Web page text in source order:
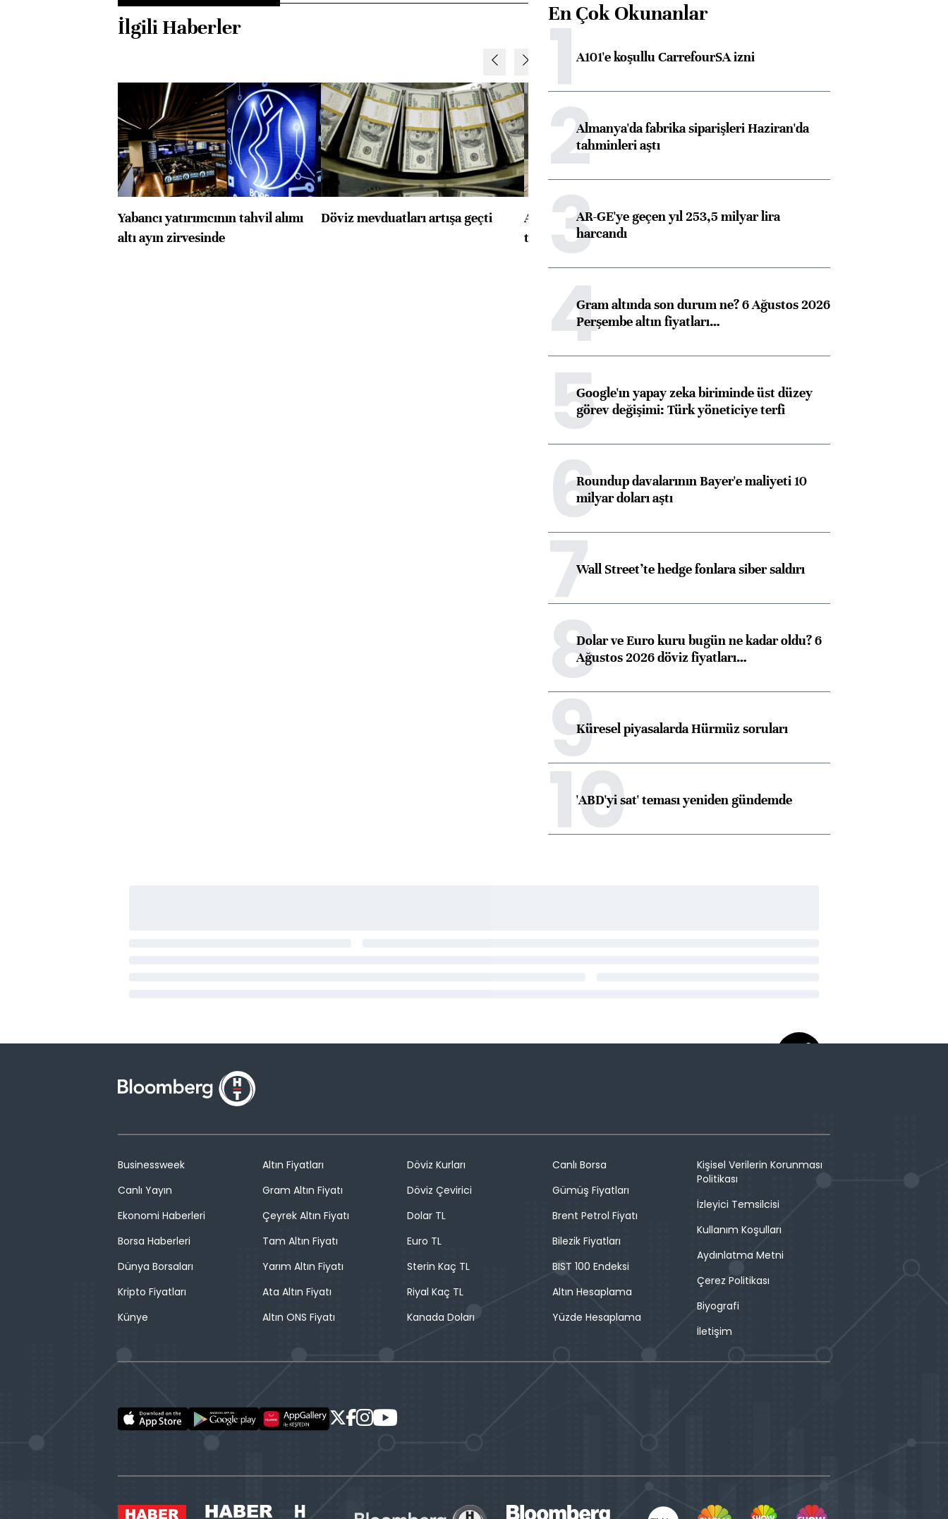
İlgili Haberler
Yabancı yatırımcının tahvil alımı
altı ayın zirvesinde
Döviz mevduatları artışa geçti
ABD'de konut başlangıçları
toparlandı
konusunda Unicredit ile
En Çok Okunanlar
1A101'e koşullu CarrefourSA izni
2Almanya'da fabrika siparişleri Haziran'da
tahminleri aştı
3AR-GE'ye geçen yıl 253,5 milyar lira
harcandı
4Gram altında son durum ne? 6 Ağustos 2026
Perşembe altın fiyatları…
5Google'ın yapay zeka biriminde üst düzey
görev değişimi: Türk yöneticiye terfi
6Roundup davalarının Bayer'e maliyeti 10
milyar doları aştı
7Wall Street’te hedge fonlara siber saldırı
8Dolar ve Euro kuru bugün ne kadar oldu? 6
Ağustos 2026 döviz fiyatları…
9Küresel piyasalarda Hürmüz soruları
10
'ABD'yi sat' teması yeniden gündemde
Businessweek
Canlı Yayın
Ekonomi Haberleri
Borsa Haberleri
Dünya Borsaları
Kripto Fiyatları
Künye
Altın Fiyatları
Gram Altın Fiyatı
Çeyrek Altın Fiyatı
Tam Altın Fiyatı
Yarım Altın Fiyatı
Ata Altın Fiyatı
Altın ONS Fiyatı
Döviz Kurları
Döviz Çevirici
Dolar TL
Euro TL
Sterin Kaç TL
Riyal Kaç TL
Kanada Doları
Canlı Borsa
Gümüş Fiyatları
Brent Petrol Fiyatı
Bilezik Fiyatları
BIST 100 Endeksi
Altın Hesaplama
Yüzde Hesaplama
Kişisel Verilerin Korunması
Politikası
İzleyici Temsilcisi
Kullanım Koşulları
Aydınlatma Metni
Çerez Politikası
Biyografi
İletişim